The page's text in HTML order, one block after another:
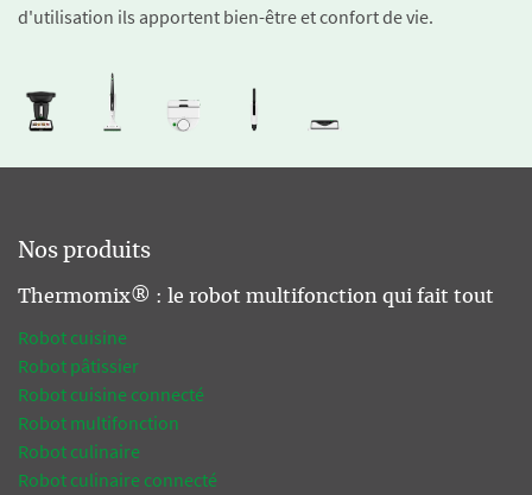
d'utilisation ils apportent bien-être et confort de vie.
Nos produits
Thermomix® : le robot multifonction qui fait tout
Robot cuisine
Robot pâtissier
Robot cuisine connecté
Robot multifonction
Robot culinaire
Robot culinaire connecté